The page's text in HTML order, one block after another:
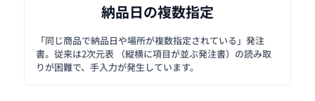
納品日の複数指定
「同じ商品で納品日や場所が複数指定されている」発注
書。従来は2次元表 （縦横に項目が並ぶ発注書）の読み取
りが困難で、手入力が発生しています。